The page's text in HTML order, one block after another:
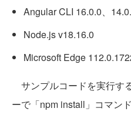
Angular CLI 16.0.0、
Node.js v18.16.0
Microsoft Edge
サンプルコードを実行す
ーで「npm install」コマン